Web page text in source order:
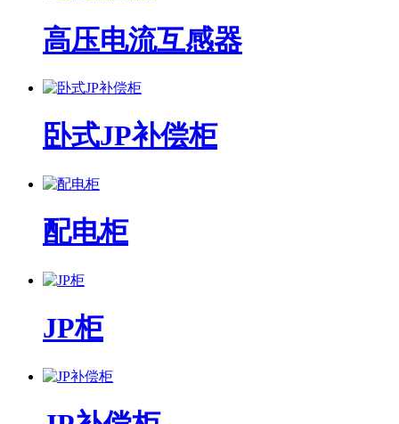
高压电流互感器
卧式JP补偿柜
配电柜
JP柜